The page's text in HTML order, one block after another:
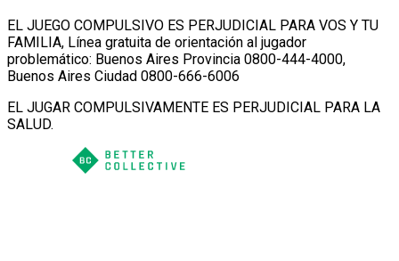
EL JUEGO COMPULSIVO ES PERJUDICIAL PARA VOS Y TU
FAMILIA, Línea gratuita de orientación al jugador
problemático: Buenos Aires Provincia 0800-444-4000,
Buenos Aires Ciudad 0800-666-6006
EL JUGAR COMPULSIVAMENTE ES PERJUDICIAL PARA LA
SALUD.